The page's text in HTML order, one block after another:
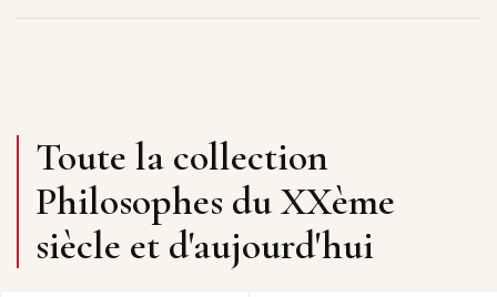
Toute la collection
Philosophes du XXème
siècle et d'aujourd'hui